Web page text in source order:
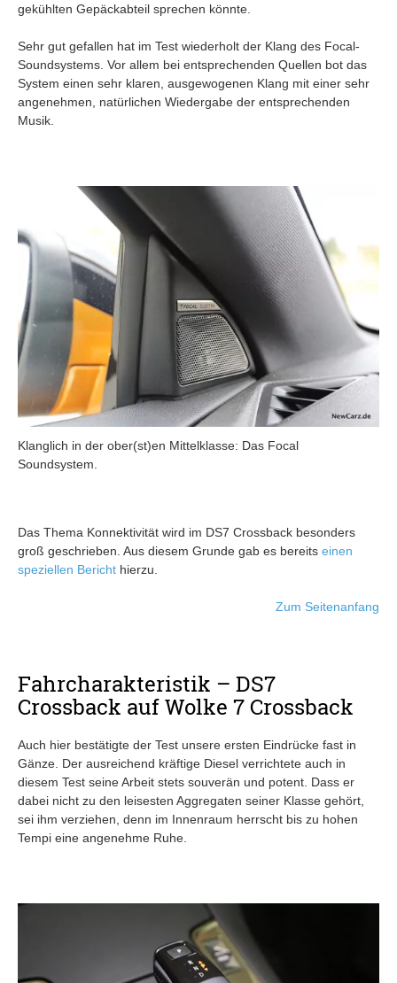
gekühlten Gepäckabteil sprechen könnte.
Sehr gut gefallen hat im Test wiederholt der Klang des Focal-
Soundsystems. Vor allem bei entsprechenden Quellen bot das
System einen sehr klaren, ausgewogenen Klang mit einer sehr
angenehmen, natürlichen Wiedergabe der entsprechenden
Musik.
Klanglich in der ober(st)en Mittelklasse: Das Focal
Soundsystem.
Das Thema Konnektivität wird im DS7 Crossback besonders
groß geschrieben. Aus diesem Grunde gab es bereits einen
speziellen Bericht hierzu.
Zum Seitenanfang
Fahrcharakteristik – DS7
Crossback auf Wolke 7 Crossback
Auch hier bestätigte der Test unsere ersten Eindrücke fast in
Gänze. Der ausreichend kräftige Diesel verrichtete auch in
diesem Test seine Arbeit stets souverän und potent. Dass er
dabei nicht zu den leisesten Aggregaten seiner Klasse gehört,
sei ihm verziehen, denn im Innenraum herrscht bis zu hohen
Tempi eine angenehme Ruhe.